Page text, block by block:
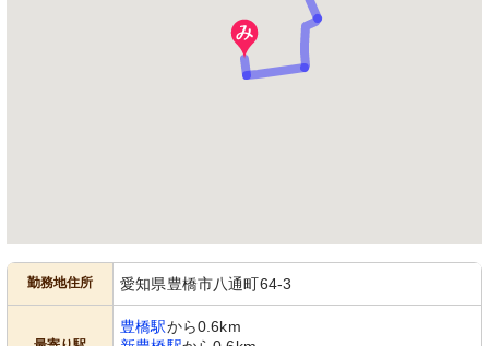
勤務地住所 愛知県豊橋市八通町64-3
豊橋駅から0.6km